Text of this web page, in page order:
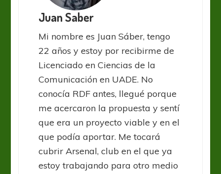
Juan Saber
Mi nombre es Juan Sáber, tengo
22 años y estoy por recibirme de
Licenciado en Ciencias de la
Comunicación en UADE. No
conocía RDF antes, llegué porque
me acercaron la propuesta y sentí
que era un proyecto viable y en el
que podía aportar. Me tocará
cubrir Arsenal, club en el que ya
estoy trabajando para otro medio